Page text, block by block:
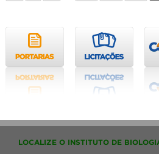
LOCALIZE O INSTITUTO DE